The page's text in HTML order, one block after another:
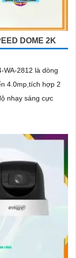
DOME 2K
WA-2812 là dòng
4.0mp,tích hợp 2
nhạy sáng cực